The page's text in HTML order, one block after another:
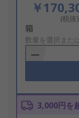
￥
(税抜)
Add
to
Basket
箱
数量を選択また
3,000円を